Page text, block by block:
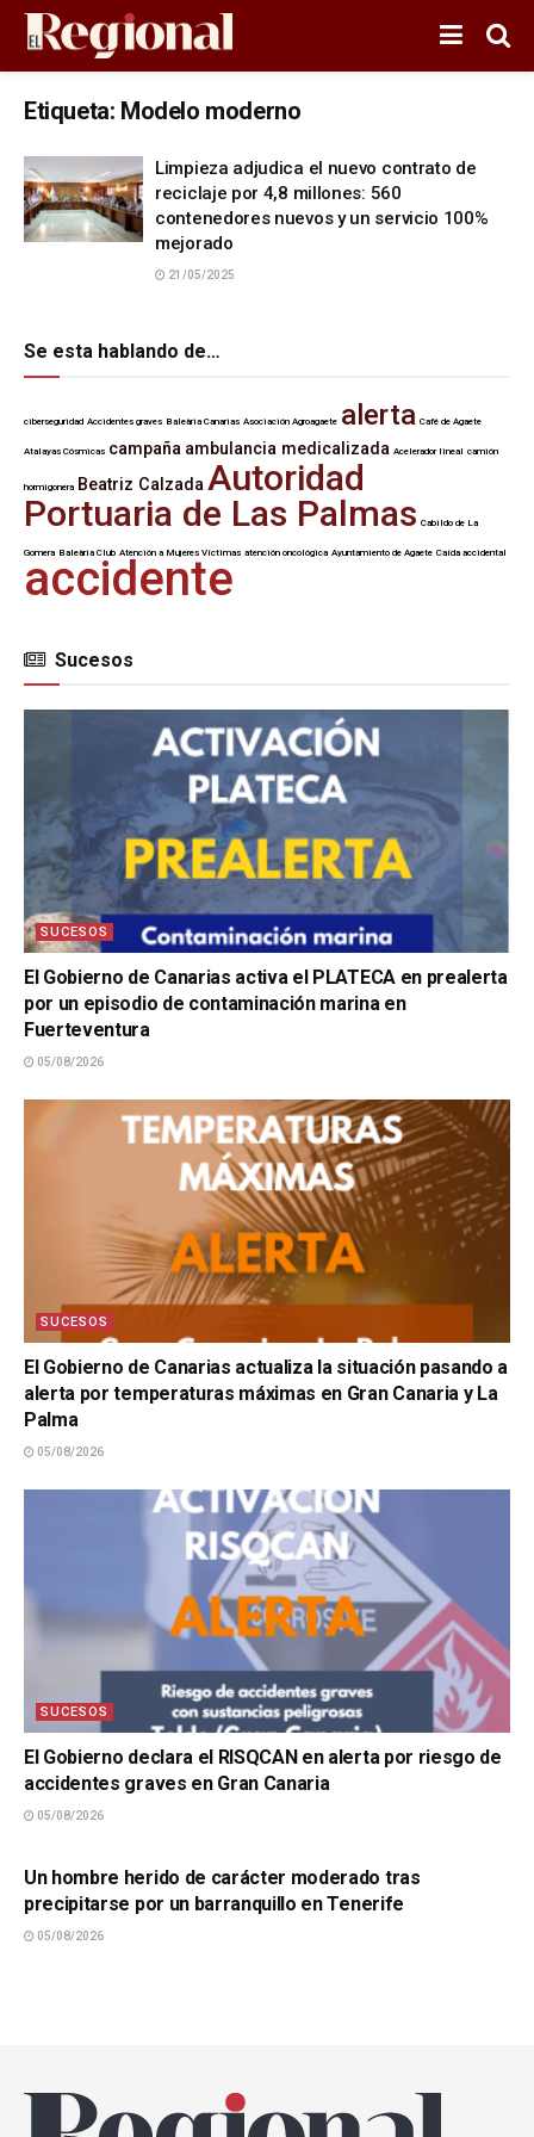
Etiqueta: Modelo moderno
Limpieza adjudica el nuevo contrato de
reciclaje por 4,8 millones: 560
contenedores nuevos y un servicio 100%
mejorado
21/05/2025
Se esta hablando de…
ciberseguridad Accidentes graves Baleària Canarias Asociación Agroagaete alerta Café de Agaete
Atalayas Cósmicas campaña ambulancia medicalizada Acelerador lineal camión
hormigonera Beatriz CalzadaAutoridad
Portuaria de Las Palmas Cabildo de La
Gomera Baleària Club Atención a Mujeres Víctimas atención oncológica Ayuntamiento de Agaete Caída accidental
accidente
Sucesos
SUCESOS
El Gobierno de Canarias activa el PLATECA en prealerta
por un episodio de contaminación marina en
Fuerteventura
05/08/2026
SUCESOS
El Gobierno de Canarias actualiza la situación pasando a
alerta por temperaturas máximas en Gran Canaria y La
Palma
05/08/2026
SUCESOS
El Gobierno declara el RISQCAN en alerta por riesgo de
accidentes graves en Gran Canaria
05/08/2026
Un hombre herido de carácter moderado tras
precipitarse por un barranquillo en Tenerife
05/08/2026